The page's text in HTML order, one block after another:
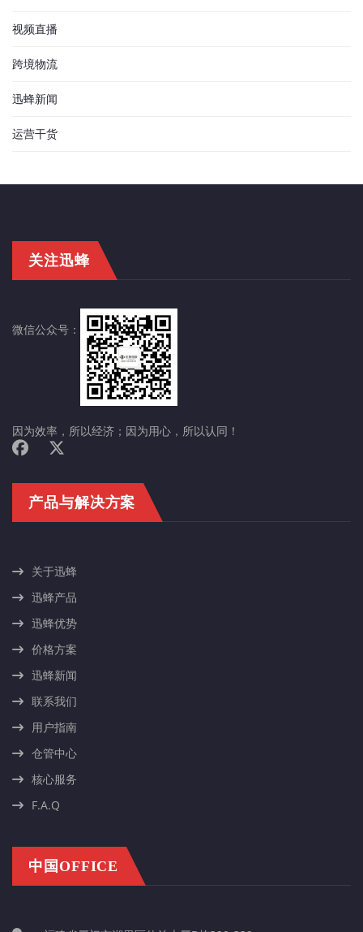
视频直播
跨境物流
迅蜂新闻
运营干货
关注迅蜂
微信公众号：
因为效率，所以经济；因为用心，所以认同！
产品与解决方案
关于迅蜂
迅蜂产品
迅蜂优势
价格方案
迅蜂新闻
联系我们
用户指南
仓管中心
核心服务
F.A.Q
中国OFFICE